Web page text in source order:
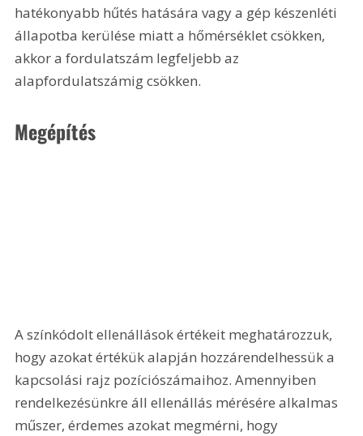
hatékonyabb hűtés hatására vagy a gép készenléti
állapotba kerülése miatt a hőmérséklet csökken,
akkor a fordulatszám legfeljebb az
alapfordulatszámig csökken.
Megépítés
A színkódolt ellenállások értékeit meghatározzuk,
hogy azokat értékük alapján hozzárendelhessük a
kapcsolási rajz pozíciószámaihoz. Amennyiben
rendelkezésünkre áll ellenállás mérésére alkalmas
műszer, érdemes azokat megmérni, hogy